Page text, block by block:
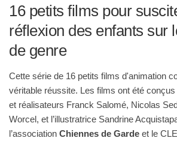
16 petits films pour
réflexion des enfants sur
de genre
Cette série de 16 petits films d'animation
véritable réussite. Les films ont été
et réalisateurs Franck Salomé, Nicolas
Worcel, et l’illustratrice Sandrine
l’association Chiennes de Garde et le